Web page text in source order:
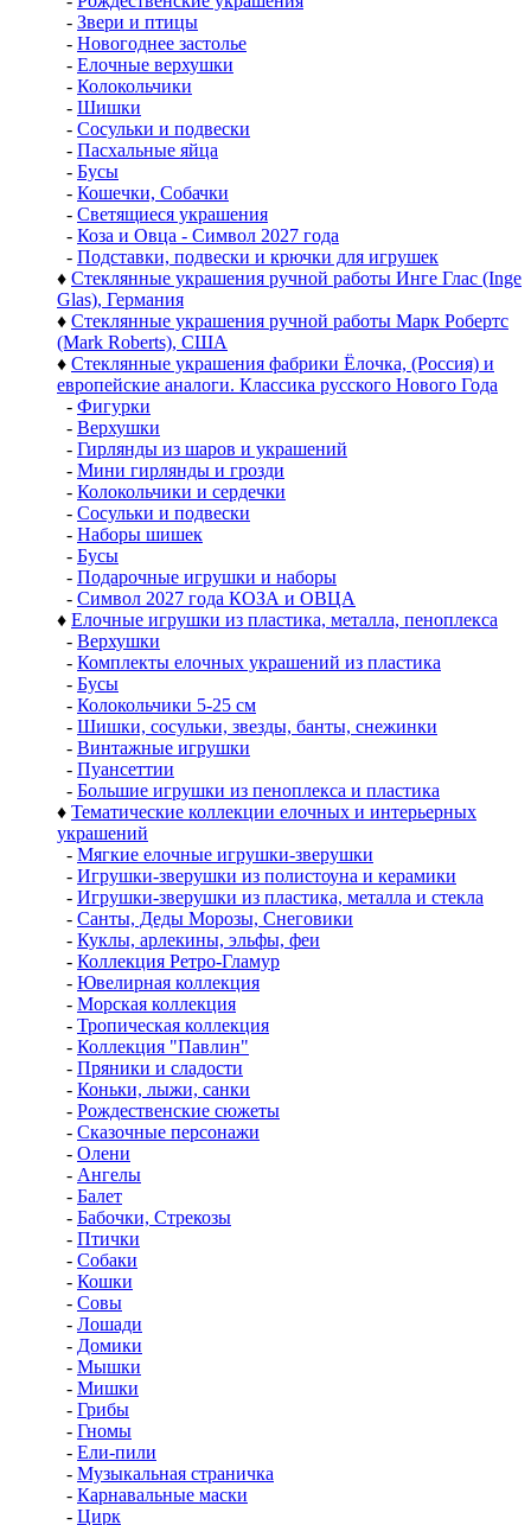
- Звери и птицы
- Новогоднее застолье
- Елочные верхушки
- Колокольчики
- Шишки
- Сосульки и подвески
- Пасхальные яйца
- Бусы
- Кошечки, Собачки
- Светящиеся украшения
- Коза и Овца - Символ 2027 года
- Подставки, подвески и крючки для игрушек
♦ Стеклянные украшения ручной работы Инге Глас (Inge
Glas), Германия
♦ Стеклянные украшения ручной работы Марк Робертс
(Mark Roberts), США
♦ Стеклянные украшения фабрики Ёлочка, (Россия) и
европейские аналоги. Классика русского Нового Года
- Фигурки
- Верхушки
- Гирлянды из шаров и украшений
- Мини гирлянды и грозди
- Колокольчики и сердечки
- Сосульки и подвески
- Наборы шишек
- Бусы
- Подарочные игрушки и наборы
- Символ 2027 года КОЗА и ОВЦА
♦ Елочные игрушки из пластика, металла, пеноплекса
- Верхушки
- Комплекты елочных украшений из пластика
- Бусы
- Колокольчики 5-25 см
- Шишки, сосульки, звезды, банты, снежинки
- Винтажные игрушки
- Пуансеттии
- Большие игрушки из пеноплекса и пластика
♦ Тематические коллекции елочных и интерьерных
украшений
- Мягкие елочные игрушки-зверушки
- Игрушки-зверушки из полистоуна и керамики
- Игрушки-зверушки из пластика, металла и стекла
- Санты, Деды Морозы, Снеговики
- Куклы, арлекины, эльфы, феи
- Коллекция Ретро-Гламур
- Ювелирная коллекция
- Морская коллекция
- Тропическая коллекция
- Коллекция "Павлин"
- Пряники и сладости
- Коньки, лыжи, санки
- Рождественские сюжеты
- Сказочные персонажи
- Олени
- Ангелы
- Балет
- Бабочки, Стрекозы
- Птички
- Собаки
- Кошки
- Совы
- Лошади
- Домики
- Мышки
- Мишки
- Грибы
- Гномы
- Ели-пили
- Музыкальная страничка
- Карнавальные маски
- Цирк